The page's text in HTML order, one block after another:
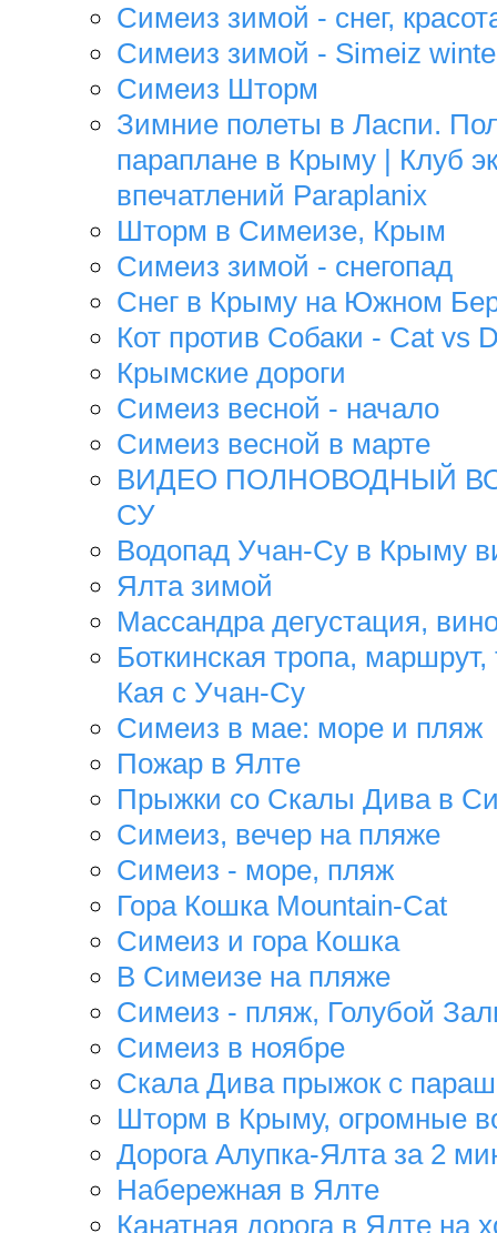
Симеиз зимой - снег,
Симеиз зимой - Simeiz
Симеиз Шторм
Зимние полеты в Ласпи.
параплане в Крыму | Клуб
впечатлений Paraplanix
Шторм в Симеизе, Крым
Симеиз зимой - снегопад
Снег в Крыму на Южном
Кот против Собаки - Cat vs
Крымские дороги
Симеиз весной - начало
Симеиз весной в марте
ВИДЕО ПОЛНОВОДНЫЙ
СУ
Водопад Учан-Су в Крыму
Ялта зимой
Массандра дегустация,
Боткинская тропа,
Кая с Учан-Су
Симеиз в мае: море и пляж
Пожар в Ялте
Прыжки со Скалы Дива в
Симеиз, вечер на пляже
Симеиз - море, пляж
Гора Кошка Mountain-Cat
Симеиз и гора Кошка
В Симеизе на пляже
Симеиз - пляж, Голубой
Симеиз в ноябре
Скала Дива прыжок с
Шторм в Крыму, огромные
Дорога Алупка-Ялта за 2
Набережная в Ялте
Канатная дорога в Ялте на